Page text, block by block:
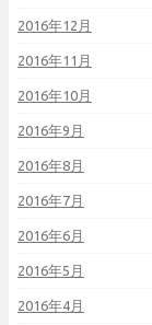
2016年12月
2016年11月
2016年10月
2016年9月
2016年8月
2016年7月
2016年6月
2016年5月
2016年4月